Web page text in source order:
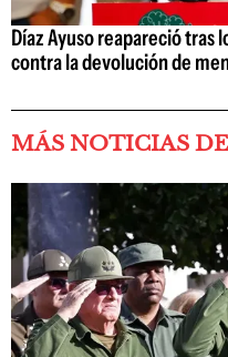
Díaz Ayuso reapareció tras
contra la devolución de
MÁS NOTICIAS